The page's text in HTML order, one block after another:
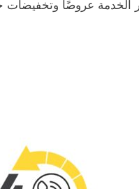
الخدمة عروضًا